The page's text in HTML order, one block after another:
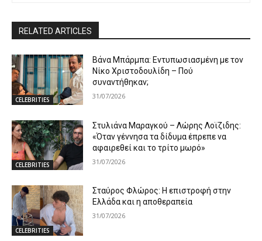
RELATED ARTICLES
CELEBRITIES
Βάνα Μπάρμπα: Εντυπωσιασμένη με τον
Νίκο Χριστοδουλίδη – Πού
συναντήθηκαν;
31/07/2026
CELEBRITIES
Στυλιάνα Μαραγκού – Λώρης Λοϊζιδης:
«Όταν γέννησα τα δίδυμα έπρεπε να
αφαιρεθεί και το τρίτο μωρό»
31/07/2026
CELEBRITIES
Σταύρος Φλώρος: Η επιστροφή στην
Ελλάδα και η αποθεραπεία
31/07/2026